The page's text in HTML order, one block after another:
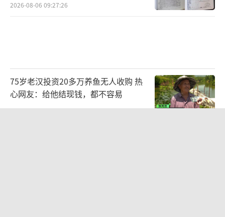
2026-08-06 09:27:26
75岁老汉投资20多万养鱼无人收购 热
心网友：给他结现钱，都不容易
2026-08-06 16:44:32